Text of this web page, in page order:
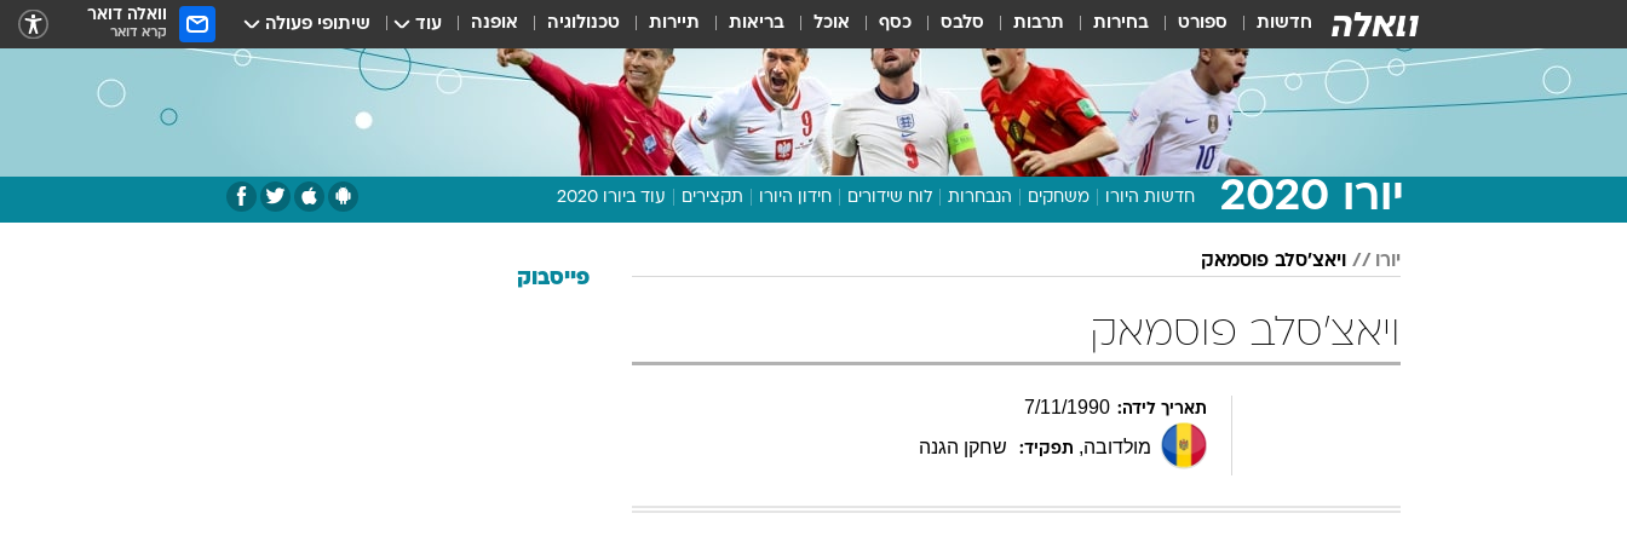
חדשות ספורט בחירות תרבות סלבס כסף אוכל בריאות תיירות טכנולוגיה אופנה עוד שיתופי פעולה וואלה דואר
קרא דואר
יורו 2020 חדשות היורו משחקים הנבחרות לוח שידורים חידון היורו תקצירים עוד ביורו 2020
תכנית היורו
יורו ויאצ'סלב פוסמאק
ויאצ'סלב פוסמאק
תאריך לידה: 7/11/1990
מולדובה, תפקיד: שחקן הגנה
פייסבוק